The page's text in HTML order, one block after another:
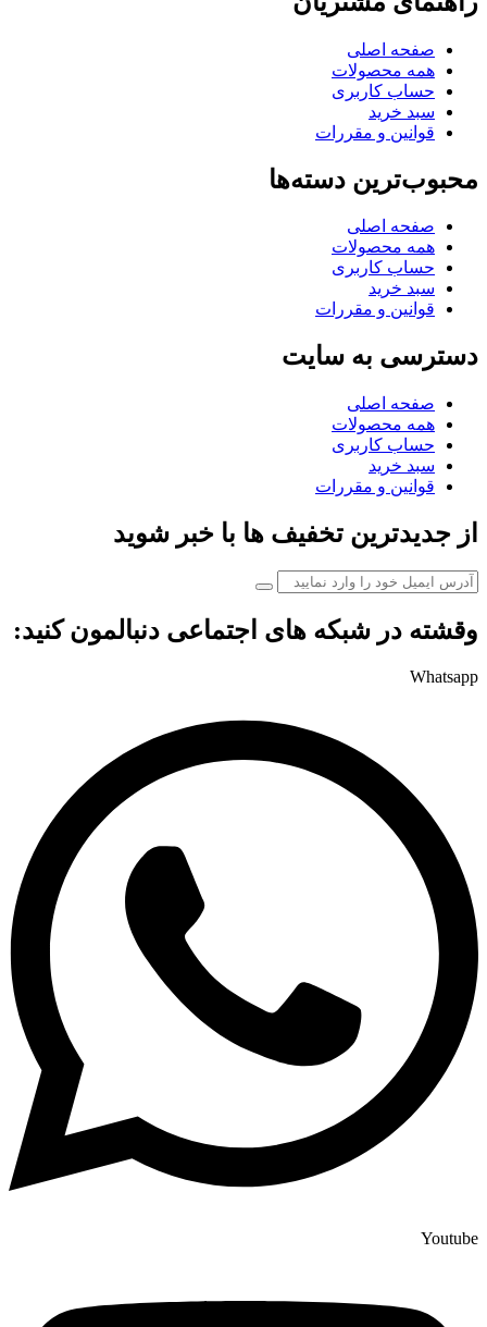
صفحه اصلی
همه محصولات
حساب کاربری
سبد خرید
قوانین و مقررات
محبوب‌ترین دسته‌ها
صفحه اصلی
همه محصولات
حساب کاربری
سبد خرید
قوانین و مقررات
دسترسی به سایت
صفحه اصلی
همه محصولات
حساب کاربری
سبد خرید
قوانین و مقررات
از جدیدترین تخفیف ها با خبر شوید
وقشته در شبکه های اجتماعی دنبالمون کنید:
Whatsapp
Youtube